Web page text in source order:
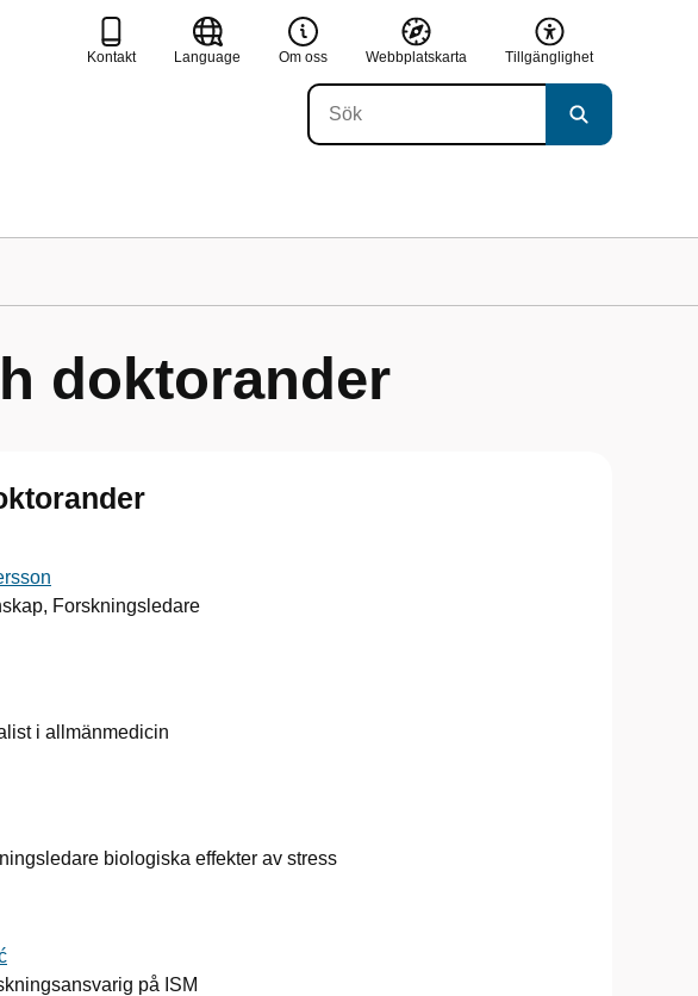
Kontakt Language Om oss Webbplatskarta Tillgänglighet
doktorander
Forskningsledare
i allmänmedicin
biologiska effekter av stress
på ISM